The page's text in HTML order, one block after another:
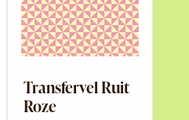
Transfervel Ruit
Roze